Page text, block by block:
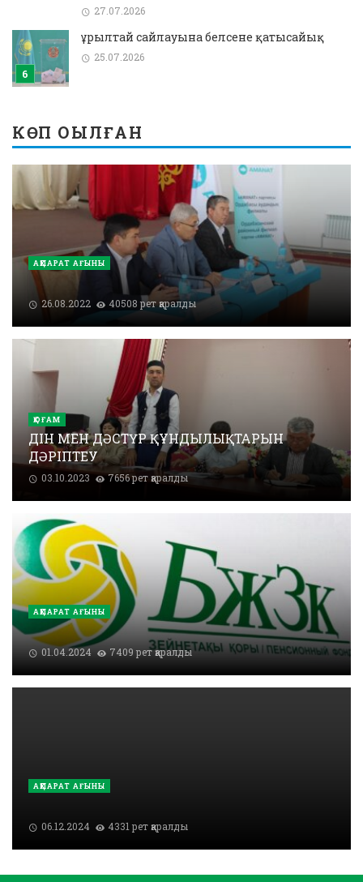
27.07.2026
Құрылтай сайлауына белсене қатысайық
25.07.2026
КӨП ОҚЫЛҒАН
АҚПАРАТ АҒЫНЫ
26.08.2022 40508 рет қаралды
ҚОҒАМ
ДІН МЕН ДӘСТҮР ҚҰНДЫЛЫҚТАРЫН
ДӘРІПТЕУ
03.10.2023 7656 рет қаралды
АҚПАРАТ АҒЫНЫ
01.04.2024 7409 рет қаралды
АҚПАРАТ АҒЫНЫ
06.12.2024 4331 рет қаралды